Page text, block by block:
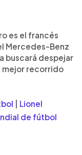
es el francés
Mercedes-Benz
buscará despejar
mejor recorrido
Lionel
de fútbol